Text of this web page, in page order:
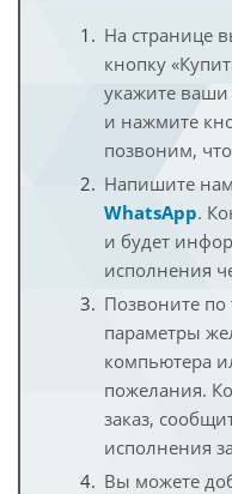
На странице
кнопку
укажите
и нажмите
позвоним,
Напишите
WhatsApp.
и будет
исполнения
Позвоните
параметры
компьютера
пожелания.
заказ,
исполнения
Вы можете